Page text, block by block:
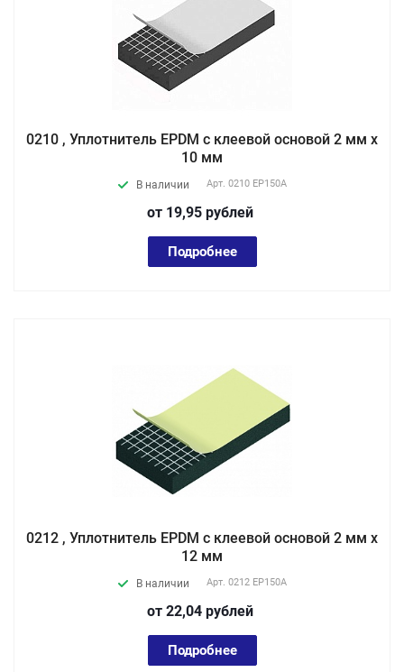
0210 , Уплотнитель EPDM с клеевой основой 2 мм х
10 мм
В наличии Арт. 0210 EP150А
от 19,95 рублей
Подробнее
0212 , Уплотнитель EPDM с клеевой основой 2 мм х
12 мм
В наличии Арт. 0212 EP150А
от 22,04 рублей
Подробнее